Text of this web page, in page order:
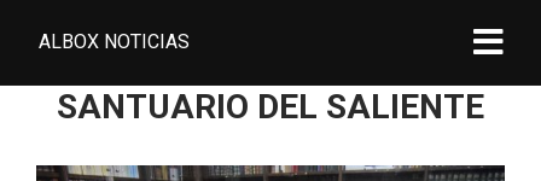
ALBOX NOTICIAS
SANTUARIO DEL SALIENTE